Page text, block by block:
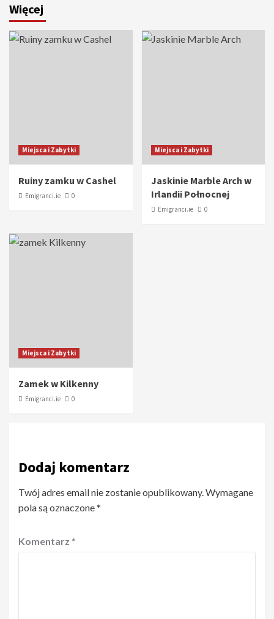
Więcej
Miejsca i Zabytki
Ruiny zamku w Cashel
Emigranci.ie 0
Miejsca i Zabytki
Jaskinie Marble Arch w
Irlandii Połnocnej
Emigranci.ie 0
Miejsca i Zabytki
Zamek w Kilkenny
Emigranci.ie 0
Dodaj komentarz
Twój adres email nie zostanie opublikowany. Wymagane
pola są oznaczone*
Komentarz *